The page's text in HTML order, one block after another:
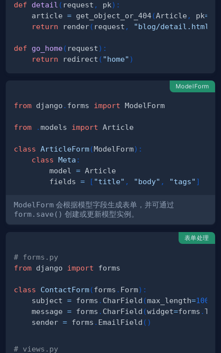
def detail ( request , pk) :
    article
= get_object_or_404(Article , pk=
return render( request , "blog/detail.html"
def go_home( request) :
return redirect ( "home" )
ModelForm
from django . forms import
from .models import
class ArticleForm(ModelForm) :
class Meta :
        model
=
        fields
= [ "title" , "body" , "tags" ]
ModelForm 会根据模型字段生成表单，并可通过
form.save() 创建或更新模型实例。
表单处理
# forms.py
from django import
class ContactForm(forms . Form) :
    subject
= forms . CharField (max_length=100
    message
= forms . CharField (widget=forms .
    sender
= forms . EmailField ( )
# views.py